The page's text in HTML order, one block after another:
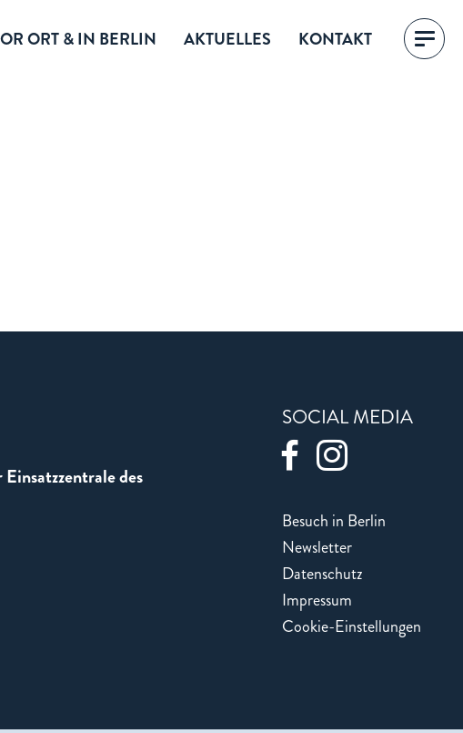
ORT & IN BERLIN AKTUELLES KONTAKT
des
SOCIAL MEDIA
Besuch in Berlin
Newsletter
Datenschutz
Impressum
Cookie-Einstellungen